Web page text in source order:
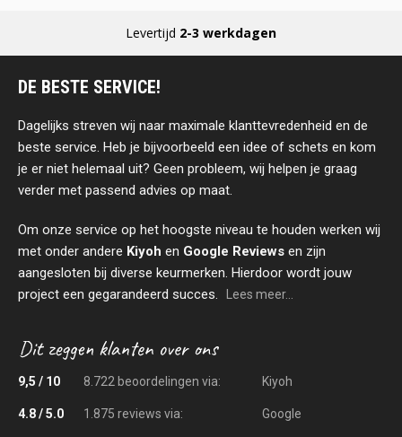
Levertijd 2-3 werkdagen
DE BESTE SERVICE!
Dagelijks streven wij naar maximale klanttevredenheid en de
beste service. Heb je bijvoorbeeld een idee of schets en kom
je er niet helemaal uit? Geen probleem, wij helpen je graag
verder met passend advies op maat.
Om onze service op het hoogste niveau te houden werken wij
met onder andere Kiyoh en Google Reviews en zijn
aangesloten bij diverse keurmerken. Hierdoor wordt jouw
project een gegarandeerd succes.
Lees meer...
9,5 / 10 8.722 beoordelingen via: Kiyoh
4.8 / 5.0 1.875 reviews via: Google